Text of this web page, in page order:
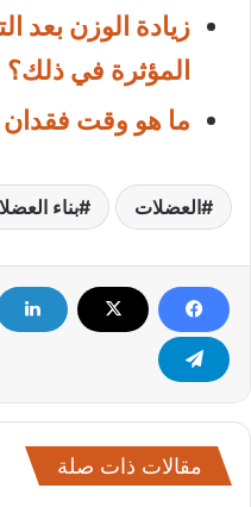
زيادة الوزن بعد
المؤثرة في ذلك؟
ما هو وقت فقدان
العضلات بناء
مقالات ذات صلة